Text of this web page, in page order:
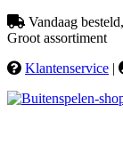
Vandaag
Groot assortiment
Klantenservice |